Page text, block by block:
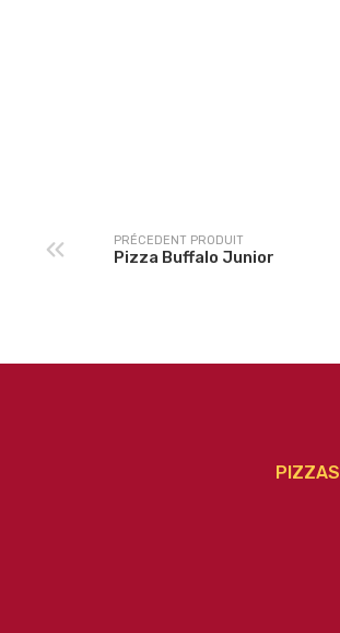
PRÉCEDENT PRODUIT
Pizza Buffalo Junior
PIZZAS